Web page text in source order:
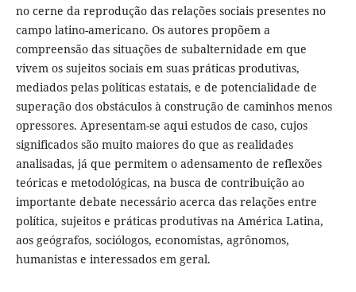
no cerne da reprodução das relações sociais presentes no
campo latino-americano. Os autores propõem a
compreensão das situações de subalternidade em que
vivem os sujeitos sociais em suas práticas produtivas,
mediados pelas políticas estatais, e de potencialidade de
superação dos obstáculos à construção de caminhos menos
opressores. Apresentam-se aqui estudos de caso, cujos
significados são muito maiores do que as realidades
analisadas, já que permitem o adensamento de reflexões
teóricas e metodológicas, na busca de contribuição ao
importante debate necessário acerca das relações entre
política, sujeitos e práticas produtivas na América Latina,
aos geógrafos, sociólogos, economistas, agrônomos,
humanistas e interessados em geral.